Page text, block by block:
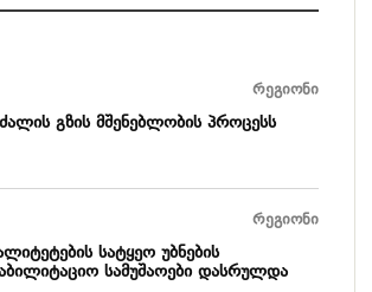
რეგიონი
გზის მშენებლობის პროცესს
რეგიონი
სატყეო უბნების
სამუშაოები დასრულდა